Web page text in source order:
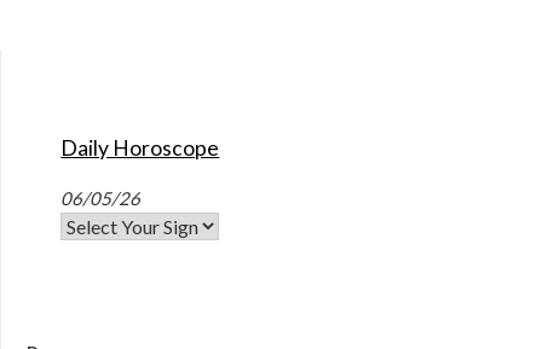
Daily Horoscope
06/05/26